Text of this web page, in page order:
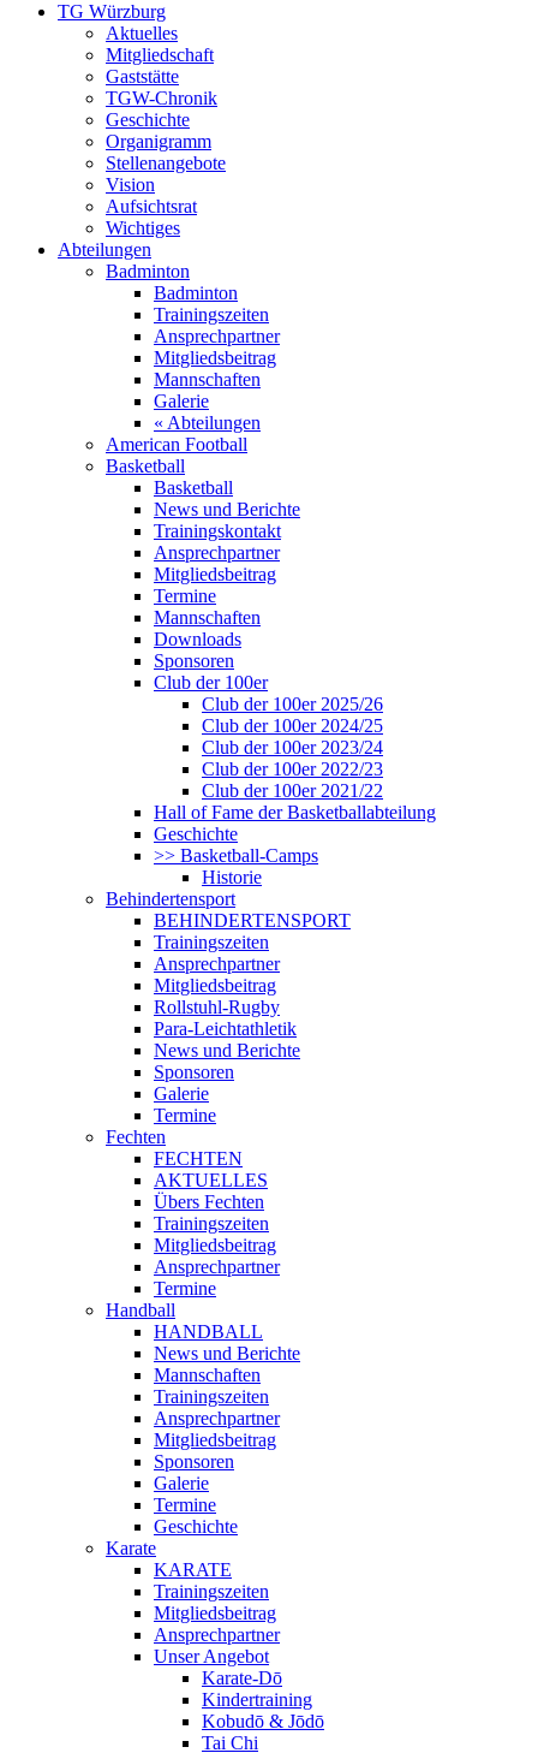
TG Würzburg
Aktuelles
Mitgliedschaft
Gaststätte
TGW-Chronik
Geschichte
Organigramm
Stellenangebote
Vision
Aufsichtsrat
Wichtiges
Abteilungen
Badminton
Badminton
Trainingszeiten
Ansprechpartner
Mitgliedsbeitrag
Mannschaften
Galerie
« Abteilungen
American Football
Basketball
Basketball
News und Berichte
Trainingskontakt
Ansprechpartner
Mitgliedsbeitrag
Termine
Mannschaften
Downloads
Sponsoren
Club der 100er
Club der 100er 2025/26
Club der 100er 2024/25
Club der 100er 2023/24
Club der 100er 2022/23
Club der 100er 2021/22
Hall of Fame der Basketballabteilung
Geschichte
>> Basketball-Camps
Historie
Behindertensport
BEHINDERTENSPORT
Trainingszeiten
Ansprechpartner
Mitgliedsbeitrag
Rollstuhl-Rugby
Para-Leichtathletik
News und Berichte
Sponsoren
Galerie
Termine
Fechten
FECHTEN
AKTUELLES
Übers Fechten
Trainingszeiten
Mitgliedsbeitrag
Ansprechpartner
Termine
Handball
HANDBALL
News und Berichte
Mannschaften
Trainingszeiten
Ansprechpartner
Mitgliedsbeitrag
Sponsoren
Galerie
Termine
Geschichte
Karate
KARATE
Trainingszeiten
Mitgliedsbeitrag
Ansprechpartner
Unser Angebot
Karate-Dō
Kindertraining
Kobudō & Jōdō
Tai Chi